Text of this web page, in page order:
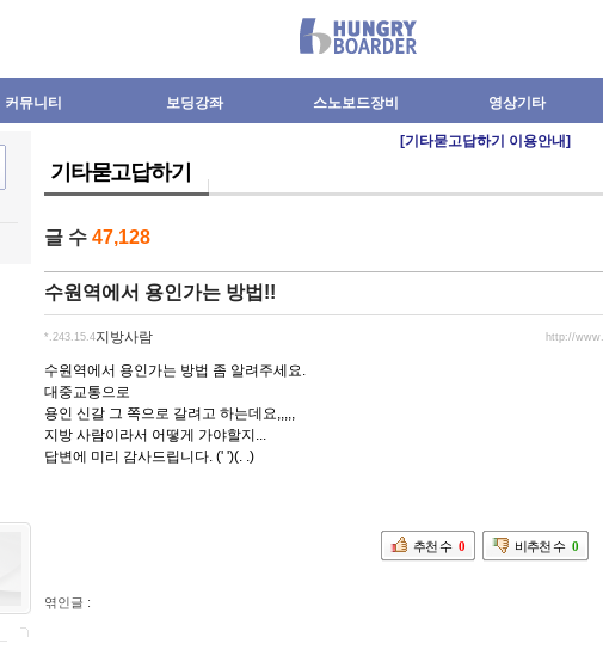
커뮤니티 보딩강좌 스노보드장비 영상기타
[기타묻고답하기 이용안내]
기타묻고답하기
글 수 47,128
수원역에서 용인가는 방법!!
지방사람
*.243.15.4 http://
수원역에서 용인가는 방법 좀 알려주세요.
대중교통으로
용인 신갈 그 쪽으로 갈려고 하는데요,,,,,
지방 사람이라서 어떻게 가야할지...
답변에 미리 감사드립니다. (' ')(. .)
추천 수 0 비추천 수 0
엮인글 :